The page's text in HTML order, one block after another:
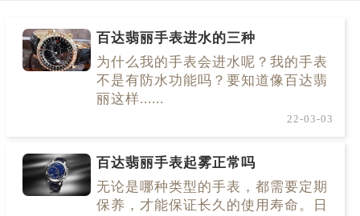
百达翡丽手表进水的三种
为什么我的手表会进水呢？我的手表
不是有防水功能吗？要知道像百达翡
丽这样......
22-03-03
百达翡丽手表起雾正常吗
无论是哪种类型的手表，都需要定期
保养，才能保证长久的使用寿命。日